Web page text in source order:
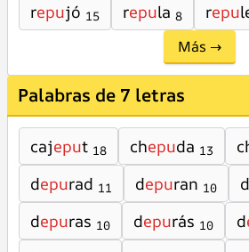
repujó 15 repula 8 repu
Más →
Palabras de 7 letras
cajeput 18 chepuda 13
depurad 11 depuran 10 d
depuras 10 depurás 10 d